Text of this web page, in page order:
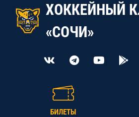
ХОККЕЙНЫЙ
«СОЧИ»
БИЛЕТЫ